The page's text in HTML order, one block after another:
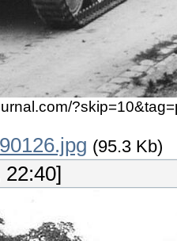
(95.3 Kb)